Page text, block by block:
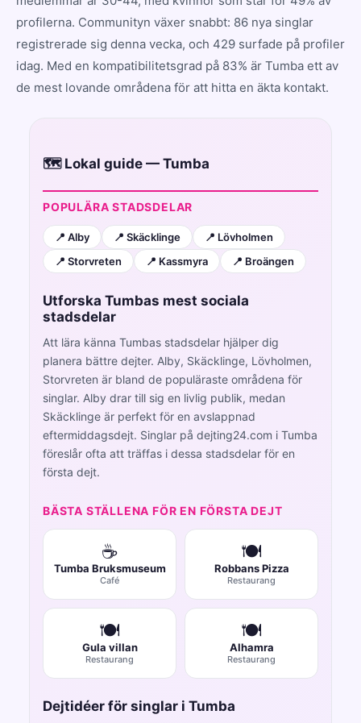
profilerna. Communityn växer snabbt: 86 nya singlar
registrerade sig denna vecka, och 429 surfade på profiler
idag. Med en kompatibilitetsgrad på 83% är Tumba ett av
de mest lovande områdena för att hitta en äkta kontakt.
🗺️ Lokal guide — Tumba
POPULÄRA STADSDELAR
📍 Alby 📍 Skäcklinge
📍 Lövholmen
📍 Storvreten
📍 Kassmyra 📍 Broängen
Utforska Tumbas mest sociala
stadsdelar
Att lära känna Tumbas stadsdelar hjälper dig
planera bättre dejter. Alby, Skäcklinge, Lövholmen,
Storvreten är bland de populäraste områdena för
singlar. Alby drar till sig en livlig publik, medan
Skäcklinge är perfekt för en avslappnad
eftermiddagsdejt. Singlar på dejting24.com i Tumba
föreslår ofta att träffas i dessa stadsdelar för en
första dejt.
BÄSTA STÄLLENA FÖR EN FÖRSTA DEJT
☕
Tumba Bruksmuseum
Café
🍽️
Robbans Pizza
Restaurang
🍽️
Gula villan
Restaurang
🍽️
Alhamra
Restaurang
Dejtidéer för singlar i Tumba